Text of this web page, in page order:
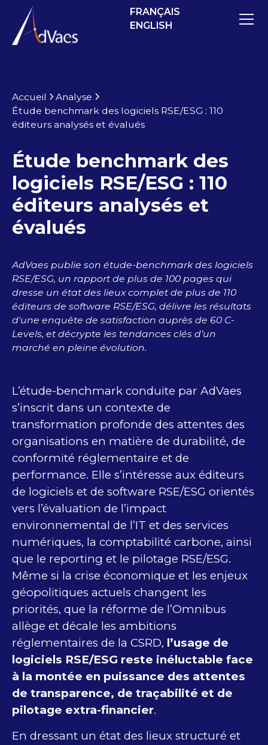
FRANÇAIS
ENGLISH
Accueil
Analyse
Étude benchmark des logiciels RSE/ESG : 110
éditeurs analysés et évalués
Étude benchmark des
logiciels RSE/ESG : 110
éditeurs analysés et
évalués
AdVaes publie son étude-benchmark des logiciels
RSE/ESG, un rapport de plus de 100 pages qui
dresse un état des lieux complet de plus de 110
éditeurs de software RSE/ESG, délivre les résultats
d'une enquête de satisfaction auprès de 60 C-
Levels, et décrypte les tendances clés d’un
marché en pleine évolution.
L’étude-benchmark conduite par AdVaes
s’inscrit dans un contexte de
transformation profonde des attentes des
organisations en matière de durabilité, de
conformité réglementaire et de
performance. Elle s’intéresse aux éditeurs
de logiciels et de software RSE/ESG orientés
vers l’évaluation de l’impact
environnemental de l’IT et des services
numériques, la comptabilité carbone, ainsi
que le reporting et le pilotage RSE/ESG.
Même si la crise économique et les enjeux
géopolitiques actuels changent les
priorités, que la réforme de l’Omnibus
allège et décale les ambitions
réglementaires de la CSRD, l’usage de
logiciels RSE/ESG reste inéluctable face
à la montée en puissance des attentes
de transparence, de traçabilité et de
pilotage extra-financier.
En dressant un état des lieux structuré et